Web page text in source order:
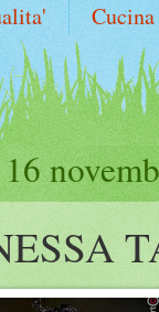
Cucina